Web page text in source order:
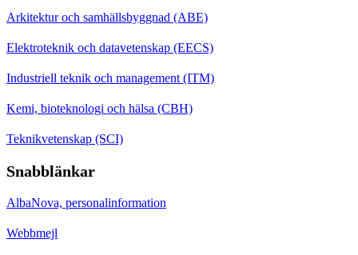
Arkitektur och samhällsbyggnad (ABE)
Elektroteknik och datavetenskap (EECS)
Industriell teknik och management (ITM)
Kemi, bioteknologi och hälsa (CBH)
Teknikvetenskap (SCI)
Snabblänkar
AlbaNova, personalinformation
Webbmejl